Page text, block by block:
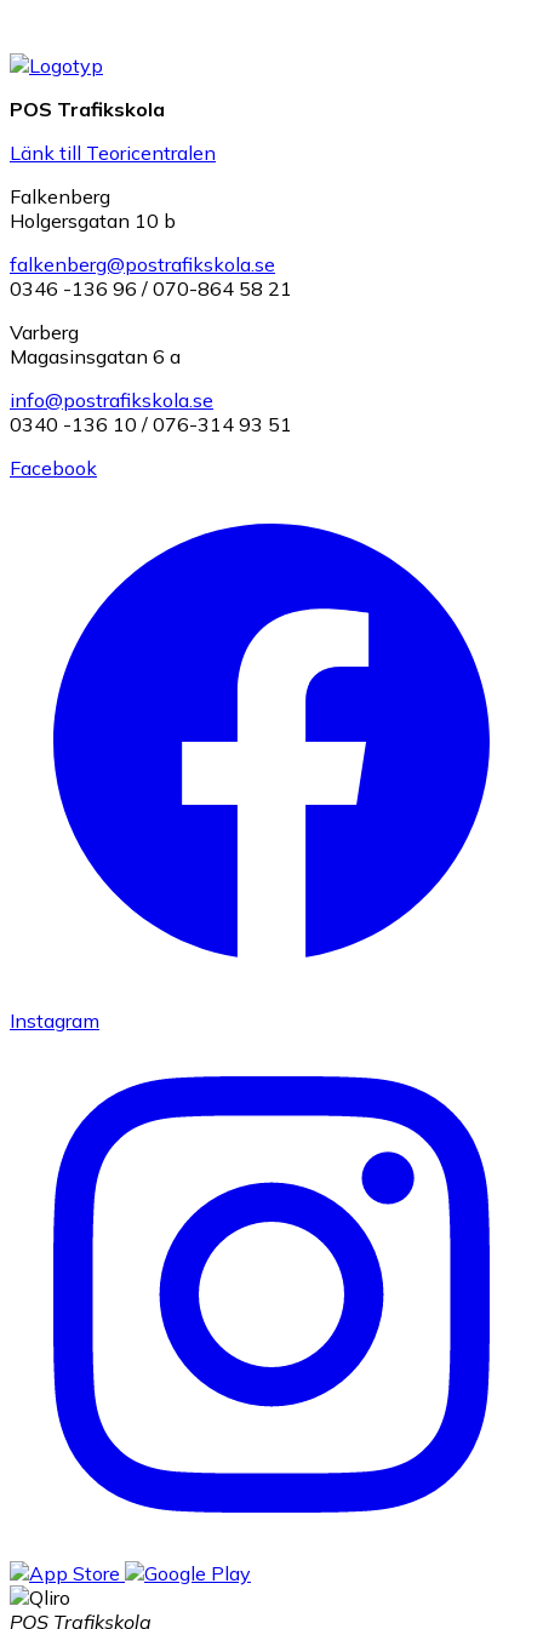
POS Trafikskola
Länk till Teoricentralen
Falkenberg
Holgersgatan 10 b
falkenberg@postrafikskola.se
0346 -136 96 / 070-864 58 21
Varberg
Magasinsgatan 6 a
info@postrafikskola.se
0340 -136 10 / 076-314 93 51
Facebook
Instagram
POS Trafikskola